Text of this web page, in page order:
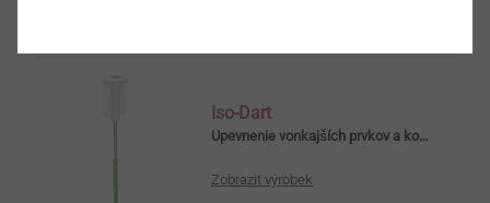
Iso-Dart
Upevnenie vonkajších prvkov a konštrukcií na ETICS
Zobrazit výrobek